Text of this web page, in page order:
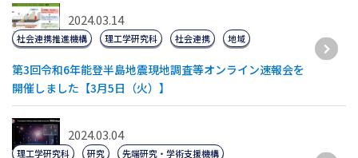
2024.03.14
第3回令和6年能登半島地震現地調査等オンライン速報会を
開催しました【3月5日（火）】
社会連携推進機構 理工学研究科 社会連携 地域
2024.03.04
理工学研究科 研究 先端研究・学術支援機構